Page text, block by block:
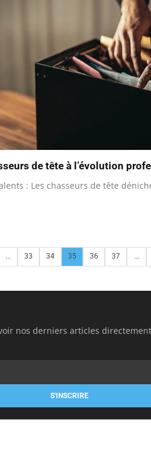
de tête à l’évolution
: Les chasseurs de tête
... 33 34 35 36 37 ...
nos derniers articles
S'INSCRIRE